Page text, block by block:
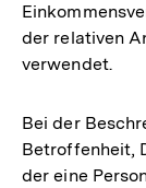
der relativen
verwendet.
Bei der
Betroffenheit,
der eine